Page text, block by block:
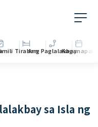
TirahanAng PaglalakbayKaganapan
sa Isla ng